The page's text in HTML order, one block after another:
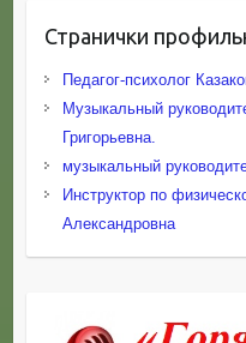
Странички
Педагог-психолог
Музыкальный
Григорьевна.
музыкальный
Инструктор по
Александровна